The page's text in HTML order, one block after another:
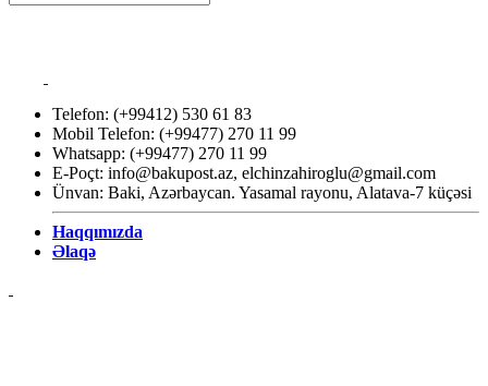
Telefon: (+99412) 530 61 83
Mobil Telefon: (+99477) 270 11 99
Whatsapp: (+99477) 270 11 99
E-Poçt: info@bakupost.az, elchinzahiroglu@gmail.com
Ünvan: Baki, Azərbaycan. Yasamal rayonu, Alatava-7 küçəsi
Haqqımızda
Əlaqə